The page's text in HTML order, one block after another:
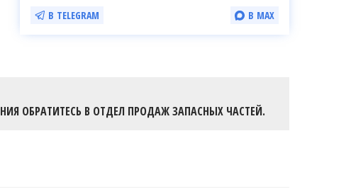
В TELEGRAM В MAX
ОБРАТИТЕСЬ В ОТДЕЛ ПРОДАЖ ЗАПАСНЫХ ЧАСТЕЙ.